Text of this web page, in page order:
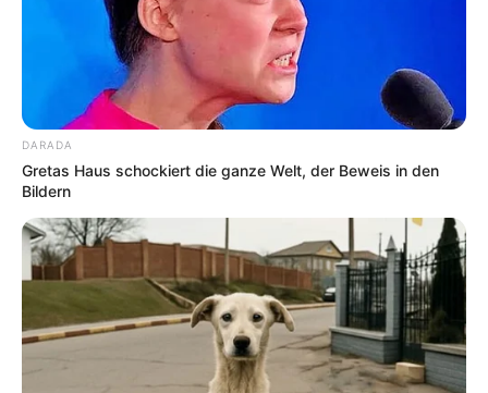
DARADA
Gretas Haus schockiert die ganze Welt, der Beweis in den
Bildern